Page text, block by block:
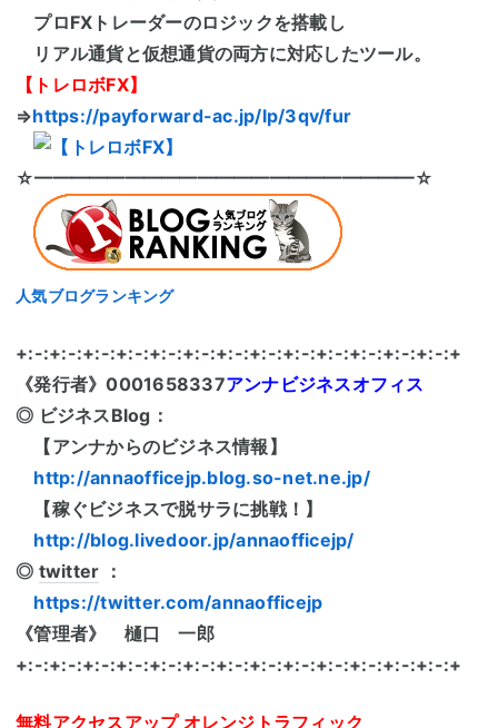
プロFXトレーダーのロジックを搭載し
リアル通貨と仮想通貨の両方に対応したツール。
【トレロボFX】
⇒https://payforward-ac.jp/lp/3qv/fur
☆━━━━━━━━━━━━━━━━━━━━━☆
人気ブログランキング
+:-:+:-:+:-:+:-:+:-:+:-:+:-:+:-:+:-:+:-:+:-:+:-:+:-:+
《発行者》0001658337アンナビジネスオフィス
◎ ビジネスBlog：
【アンナからのビジネス情報】
http://annaofficejp.blog.so-net.ne.jp/
【稼ぐビジネスで脱サラに挑戦！】
http://blog.livedoor.jp/annaofficejp/
◎ twitter ：
https://twitter.com/annaofficejp
《管理者》 樋口 一郎
+:-:+:-:+:-:+:-:+:-:+:-:+:-:+:-:+:-:+:-:+:-:+:-:+:-:+
無料アクセスアップ オレンジトラフィック